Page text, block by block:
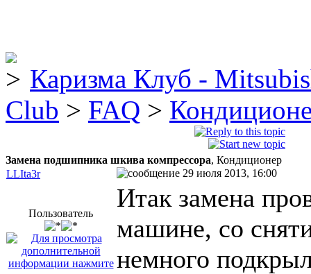
Каризма Клуб -
Club > FAQ >
Замена подшипника шкива компрессора, Кондиционер
LLIta3r
29 июля 2013, 16:00
Пользователь
Итак замена
машине, со
немного